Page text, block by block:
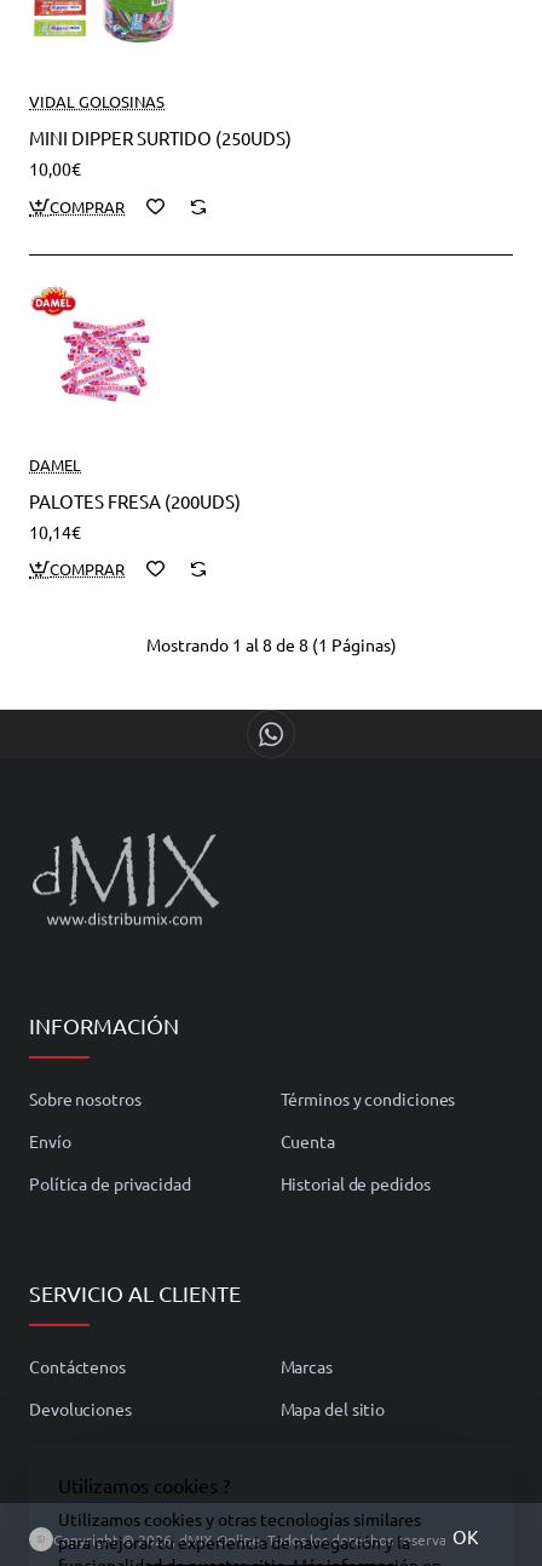
Utilizamos cookies ?
Utilizamos cookies y otras tecnologías similares
para mejorar tu experiencia de navegación y la
OK
VIDAL GOLOSINAS
MINI DIPPER SURTIDO (250UDS)
10,00€
DAMEL
PALOTES FRESA (200UDS)
10,14€
Mostrando 1 al 8 de 8 (1 Páginas)
INFORMACIÓN
Sobre nosotros
Envío
Política de privacidad
Términos y condiciones
Cuenta
Historial de pedidos
SERVICIO AL CLIENTE
Contáctenos
Devoluciones
Marcas
Mapa del sitio
Copyright © 2026, dMIX Online, Todos los derechos reservados.